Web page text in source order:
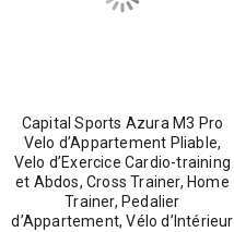
Capital Sports Azura M3 Pro
Velo d’Appartement Pliable,
Velo d’Exercice Cardio-training
et Abdos, Cross Trainer, Home
Trainer, Pedalier
d’Appartement, Vélo d’Intérieur